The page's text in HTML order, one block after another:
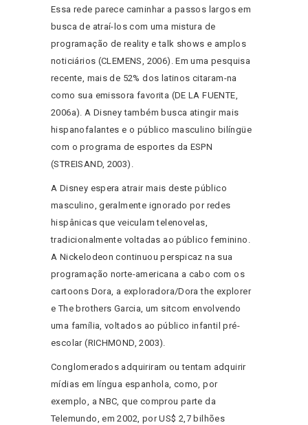
Essa rede parece caminhar a passos largos em
busca de atraí-los com uma mistura de
programação de reality e talk shows e amplos
noticiários (CLEMENS, 2006). Em uma pesquisa
recente, mais de 52% dos latinos citaram-na
como sua emissora favorita (DE LA FUENTE,
2006a). A Disney também busca atingir mais
hispanofalantes e o público masculino bilíngüe
com o programa de esportes da ESPN
(STREISAND, 2003).
A Disney espera atrair mais deste público
masculino, geralmente ignorado por redes
hispânicas que veiculam telenovelas,
tradicionalmente voltadas ao público feminino.
A Nickelodeon continuou perspicaz na sua
programação norte-americana a cabo com os
cartoons Dora, a exploradora/Dora the explorer
e The brothers Garcia, um sitcom envolvendo
uma família, voltados ao público infantil pré-
escolar (RICHMOND, 2003).
Conglomerados adquiriram ou tentam adquirir
mídias em língua espanhola, como, por
exemplo, a NBC, que comprou parte da
Telemundo, em 2002, por US$ 2,7 bilhões